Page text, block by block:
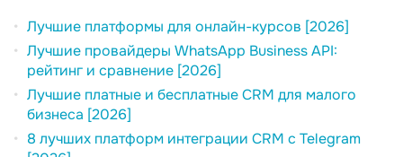
Лучшие платформы для онлайн-курсов [2026]
Лучшие провайдеры WhatsApp Business API:
рейтинг и сравнение [2026]
Лучшие платные и бесплатные CRM для малого
бизнеса [2026]
8 лучших платформ интеграции CRM с Telegram